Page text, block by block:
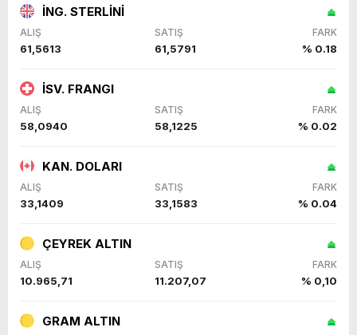
İNG. STERLİNİ
ALIŞ SATIŞ FARK
61,5613 61,5791 % 0.18
İSV. FRANGI
ALIŞ SATIŞ FARK
58,0940 58,1225 % 0.02
KAN. DOLARI
ALIŞ SATIŞ FARK
33,1409 33,1583 % 0.04
ÇEYREK ALTIN
ALIŞ SATIŞ FARK
10.965,71 11.207,07 % 0,10
GRAM ALTIN